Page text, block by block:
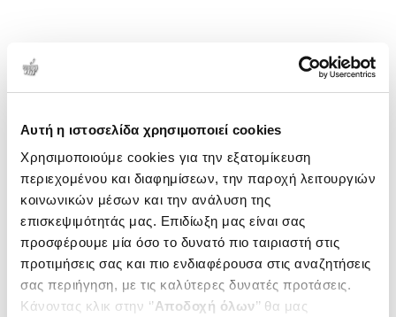
Αυτή η ιστοσελίδα χρησιμοποιεί cookies
Χρησιμοποιούμε cookies για την εξατομίκευση
περιεχομένου και διαφημίσεων, την παροχή λειτουργιών
κοινωνικών μέσων και την ανάλυση της
επισκεψιμότητάς μας. Επιδίωξη μας είναι σας
προσφέρουμε μία όσο το δυνατό πιο ταιριαστή στις
προτιμήσεις σας και πιο ενδιαφέρουσα στις αναζητήσεις
σας περιήγηση, με τις καλύτερες δυνατές προτάσεις.
Κάνοντας κλικ στην ‘’Αποδοχή όλων’’ θα μας